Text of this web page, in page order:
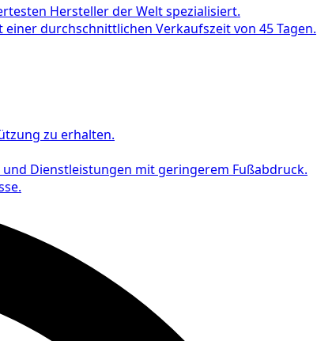
Hersteller der Welt spezialisiert.
durchschnittlichen Verkaufszeit von 45 Tagen.
zu erhalten.
Dienstleistungen mit geringerem Fußabdruck.